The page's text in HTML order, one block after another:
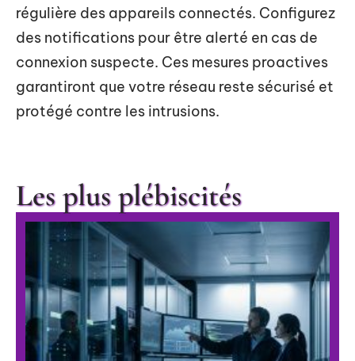
régulière des appareils connectés. Configurez
des notifications pour être alerté en cas de
connexion suspecte. Ces mesures proactives
garantiront que votre réseau reste sécurisé et
protégé contre les intrusions.
Les plus plébiscités